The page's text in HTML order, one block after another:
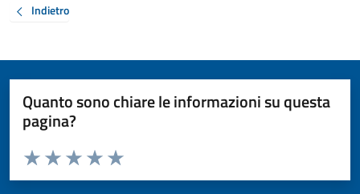
Indietro
Quanto sono chiare le informazioni su questa
pagina?
Valuta da 1 a 5 stelle la pagina
Valuta 5 stelle su 5
Valuta 4 stelle su 5
Valuta 3 stelle su 5
Valuta 2 stelle su 5
Valuta 1 stelle su 5